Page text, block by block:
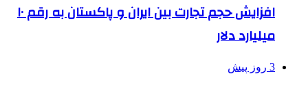
افزایش حجم تجارت بین ایران و پاکستان به رقم ۱۰
میلیارد دلار
3 روز پیش